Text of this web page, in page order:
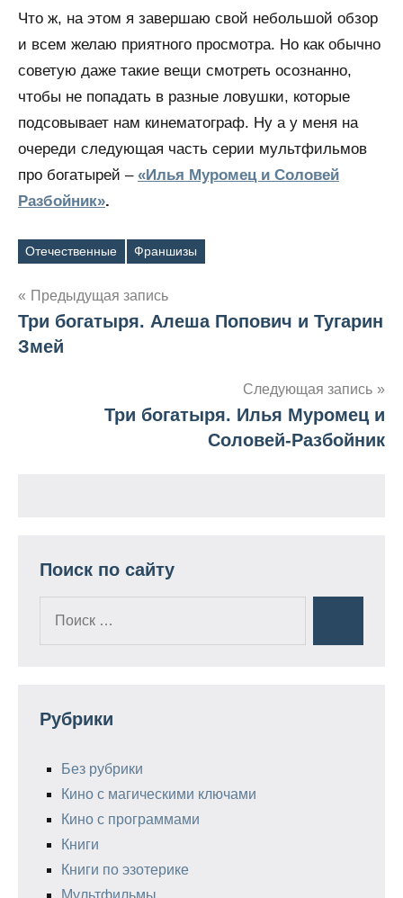
Что ж, на этом я завершаю свой небольшой обзор
и всем желаю приятного просмотра. Но как обычно
советую даже такие вещи смотреть осознанно,
чтобы не попадать в разные ловушки, которые
подсовывает нам кинематограф. Ну а у меня на
очереди следующая часть серии мультфильмов
про богатырей – «Илья Муромец и Соловей
Разбойник».
Метки
Отечественные Франшизы
Навигация
по
Предыдущая запись
Три богатыря. Алеша Попович и Тугарин
Змей
Следующая запись
Три богатыря. Илья Муромец и
Соловей-Разбойник
Поиск по сайту
Рубрики
Без рубрики
Кино с магическими ключами
Кино с программами
Книги
Книги по эзотерике
Мультфильмы